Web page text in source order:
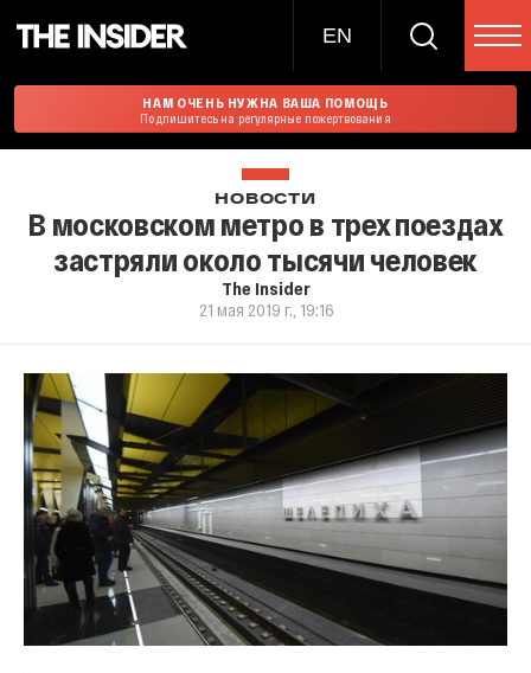
EN
НАМ ОЧЕНЬ НУЖНА ВАША ПОМОЩЬ
Подпишитесь на регулярные пожертвования
НОВОСТИ
В московском метро в трех поездах
застряли около тысячи человек
The Insider
21 мая 2019 г., 19:16